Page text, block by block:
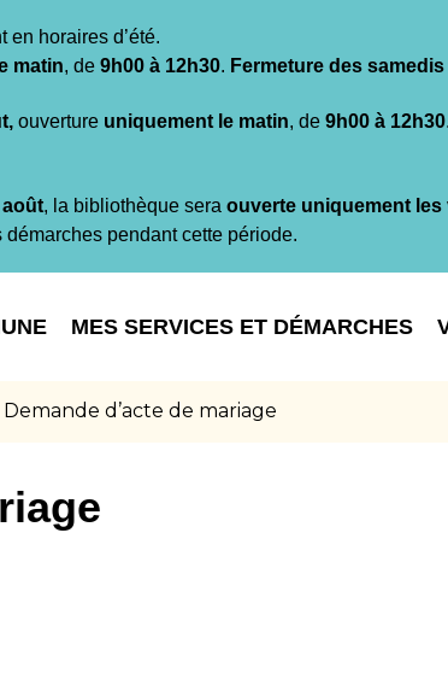
en horaires d’été.
matin, de 9h00 à 12h30. Fermeture des
ouverture uniquement le matin, de 9h00 à 12h30
août, la bibliothèque sera ouverte uniquement les
pendant cette période.
MES SERVICES ET DÉMARCHES
Demande d’acte de mariage